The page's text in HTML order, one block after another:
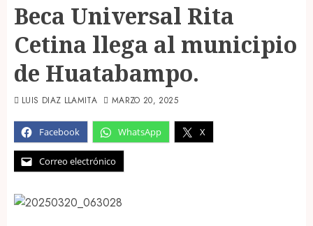
Beca Universal Rita
Cetina llega al municipio
de Huatabampo.
Facebook WhatsApp X
Correo electrónico
LUIS DIAZ LLAMITA MARZO 20, 2025